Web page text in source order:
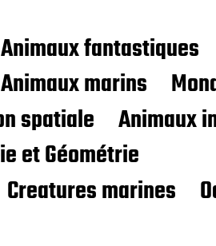
Animaux fantastiques
Animaux marins
spatiale
Animaux
et Géométrie
Creatures marines